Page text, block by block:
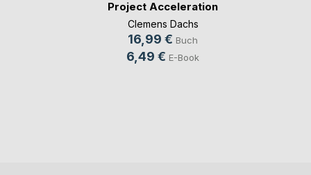
Project Acceleration
Clemens Dachs
16,99 € Buch
6,49 € E-Book